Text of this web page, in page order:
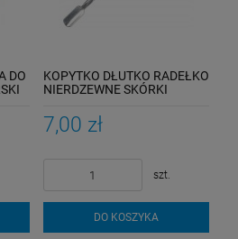
DO
KOPYTKO DŁUTKO RADEŁKO
NIERDZEWNE SKÓRKI
7,00 zł
szt.
DO KOSZYKA